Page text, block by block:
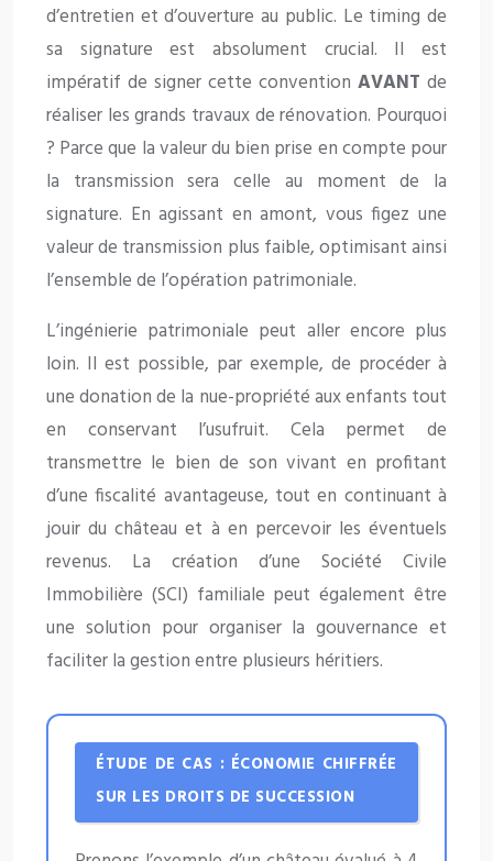
d’entretien et d’ouverture au public. Le timing de
sa signature est absolument crucial. Il est
impératif de signer cette convention AVANT de
réaliser les grands travaux de rénovation. Pourquoi
? Parce que la valeur du bien prise en compte pour
la transmission sera celle au moment de la
signature. En agissant en amont, vous figez une
valeur de transmission plus faible, optimisant ainsi
l’ensemble de l’opération patrimoniale.
L’ingénierie patrimoniale peut aller encore plus
loin. Il est possible, par exemple, de procéder à
une donation de la nue-propriété aux enfants tout
en conservant l’usufruit. Cela permet de
transmettre le bien de son vivant en profitant
d’une fiscalité avantageuse, tout en continuant à
jouir du château et à en percevoir les éventuels
revenus. La création d’une Société Civile
Immobilière (SCI) familiale peut également être
une solution pour organiser la gouvernance et
faciliter la gestion entre plusieurs héritiers.
ÉTUDE DE CAS : ÉCONOMIE CHIFFRÉE
SUR LES DROITS DE SUCCESSION